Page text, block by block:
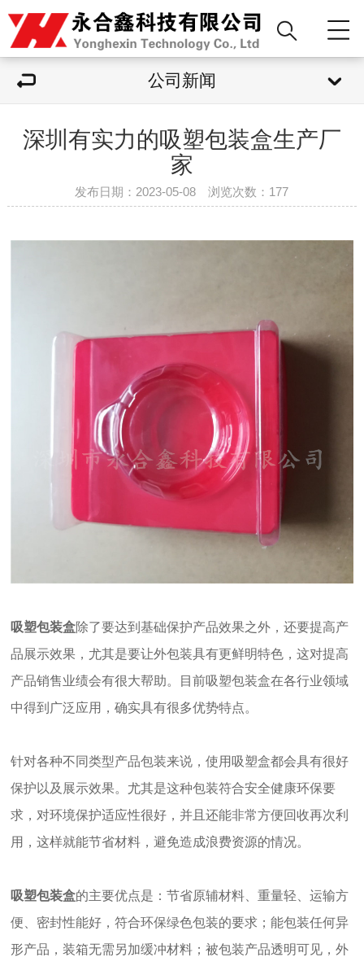
公司新闻
深圳有实力的吸塑包装盒生产厂
家
发布日期：2023-05-08 浏览次数： 177
吸塑包装盒除了要达到基础保护产品效果之外，还要提高产
品展示效果，尤其是要让外包装具有更鲜明特色，这对提高
产品销售业绩会有很大帮助。目前吸塑包装盒在各行业领域
中得到广泛应用，确实具有很多优势特点。
针对各种不同类型产品包装来说，使用 吸塑盒都会具有很好
保护以及展示效果。尤其是这种包装符合安全健康环保要
求，对环境保护适应性很好，并且还能非常方便回收再次利
用，这样就能节省材料，避免造成浪费资源的情况。
吸塑包装盒的主要优点是：节省原辅材料、重量轻、运输方
便、密封性能好，符合环保绿色包装的要求；能包装任何异
形产品，装箱无需另加缓冲材料；被包装产品透明可见，外